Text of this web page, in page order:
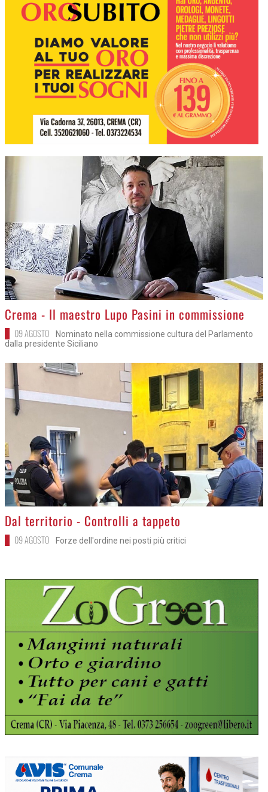
>
Crema - Il maestro Lupo Pasini in commissione
09 AGOSTO
Nominato nella commissione cultura del Parlamento
dalla presidente Siciliano
>
Dal territorio - Controlli a tappeto
09 AGOSTO Forze dell'ordine nei posti più critici